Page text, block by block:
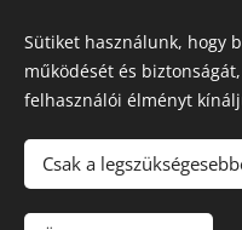
2022. Szápár Község
Sütiket használunk, hogy
működését és
felhasználói élményt
Csak a